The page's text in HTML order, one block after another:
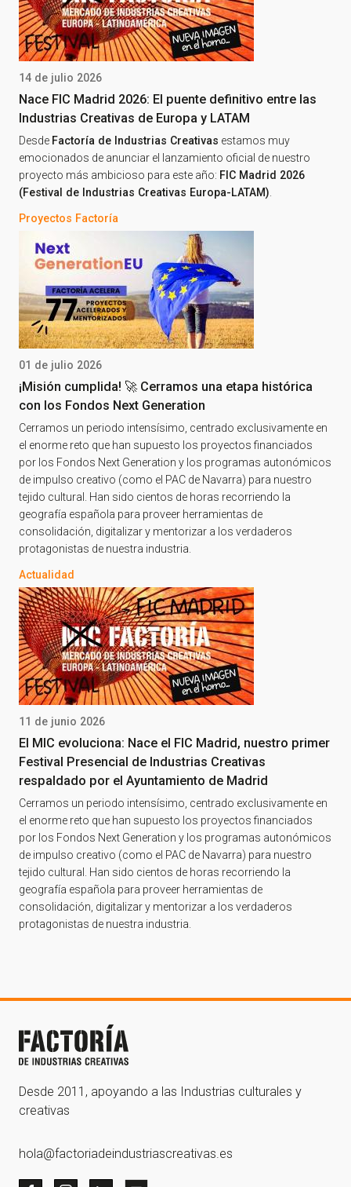
14 de julio 2026
Nace FIC Madrid 2026: El puente definitivo entre las
Industrias Creativas de Europa y LATAM
Desde Factoría de Industrias Creativas estamos muy
emocionados de anunciar el lanzamiento oficial de nuestro
proyecto más ambicioso para este año: FIC Madrid 2026
(Festival de Industrias Creativas Europa-LATAM).
Proyectos Factoría
01 de julio 2026
¡Misión cumplida! 🚀 Cerramos una etapa histórica
con los Fondos Next Generation
Cerramos un periodo intensísimo, centrado exclusivamente en
el enorme reto que han supuesto los proyectos financiados
por los Fondos Next Generation y los programas autonómicos
de impulso creativo (como el PAC de Navarra) para nuestro
tejido cultural. Han sido cientos de horas recorriendo la
geografía española para proveer herramientas de
consolidación, digitalizar y mentorizar a los verdaderos
protagonistas de nuestra industria.
Actualidad
11 de junio 2026
El MIC evoluciona: Nace el FIC Madrid, nuestro primer
Festival Presencial de Industrias Creativas
respaldado por el Ayuntamiento de Madrid
Cerramos un periodo intensísimo, centrado exclusivamente en
el enorme reto que han supuesto los proyectos financiados
por los Fondos Next Generation y los programas autonómicos
de impulso creativo (como el PAC de Navarra) para nuestro
tejido cultural. Han sido cientos de horas recorriendo la
geografía española para proveer herramientas de
consolidación, digitalizar y mentorizar a los verdaderos
protagonistas de nuestra industria.
Desde 2011, apoyando a las Industrias culturales y
creativas
hola@factoriadeindustriascreativas.es